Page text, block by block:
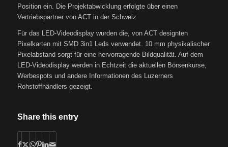
Position ein. Die Projektabwicklung erfolgte über einen
Vertriebspartner von ACT in der Schweiz.
Für das LED-Videodisplay wurden die, von ACT designten
Pixelkarten mit SMD 3in1 Leds verwendet. 10 mm physikalischer
Pixelabstand sorgt für eine hervorragende Bildqualität. Auf dem
LED-Videodisplay werden in Echtzeit die aktuellen Börsenkurse,
Werbespots und andere Informationen des Luzerners
Rohstoffhändlers gezeigt.
Share this entry